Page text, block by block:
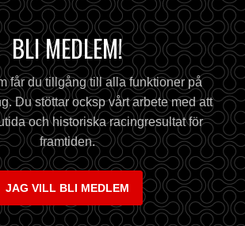
BLI MEDLEM!
får du tillgång till alla funktioner på
Du stöttar ocksp vårt arbete med att
och historiska racingresultat för
framtiden.
JAG VILL BLI MEDLEM